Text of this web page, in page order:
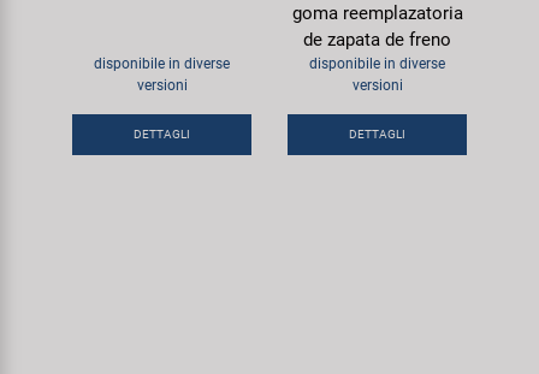
disponibile in diverse
versioni
DETTAGLI
goma reemplazatoria
de zapata de freno
disponibile in diverse
versioni
DETTAGLI